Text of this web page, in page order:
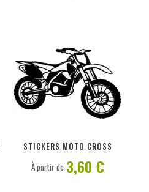
STICKERS MOTO CROSS
À partir de 3,60 €